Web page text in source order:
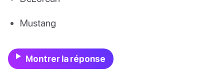
Mustang
Montrer la réponse